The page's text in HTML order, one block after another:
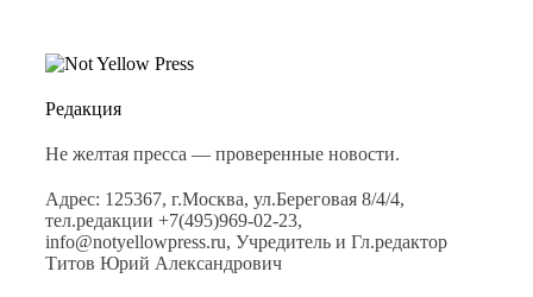
Редакция
Не желтая пресса — проверенные новости.
Адрес: 125367, г.Москва, ул.Береговая 8/4/4,
тел.редакции +7(495)969-02-23,
info@notyellowpress.ru, Учредитель и Гл.редактор
Титов Юрий Александрович